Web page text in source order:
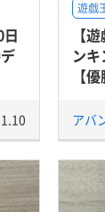
遊戯
【
ン
【
アバ